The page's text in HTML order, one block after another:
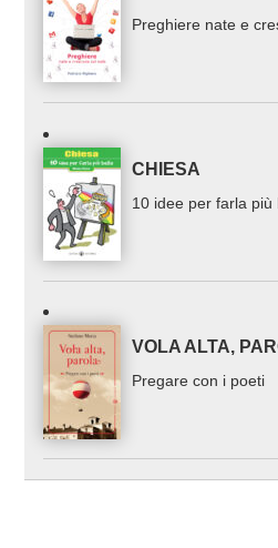
Preghiere nate e
CHIESA
10 idee per farla più
VOLA ALTA,
Pregare con i poeti